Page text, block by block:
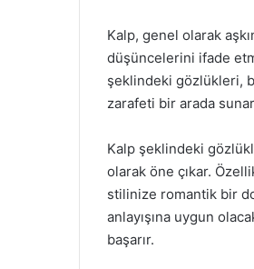
Kalp, genel olarak
düşüncelerini ifade
şeklindeki gözlükleri,
zarafeti bir arada
Kalp şeklindeki
olarak öne çıkar.
stilinize romantik bir
anlayışına uygun
başarır.